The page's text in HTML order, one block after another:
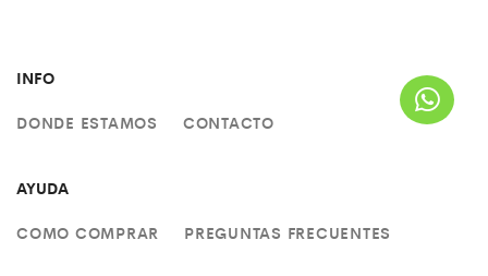
INFO
DONDE ESTAMOS CONTACTO
AYUDA
COMO COMPRAR PREGUNTAS FRECUENTES